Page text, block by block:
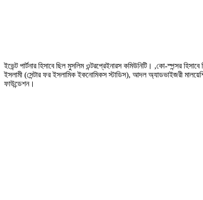
ইভেন্ট পার্টনার হিসাবে ছিল মুসলিম ওন্টরপ্রেইনারস কমিউনিটি। ,কো-স্পন্সর
ইসলামী (সেন্টার ফর ইসলামিক ইকনোমিকস স্টাডিস), আদল অ্যাডভাইজরী
ফাউন্ডেশন।